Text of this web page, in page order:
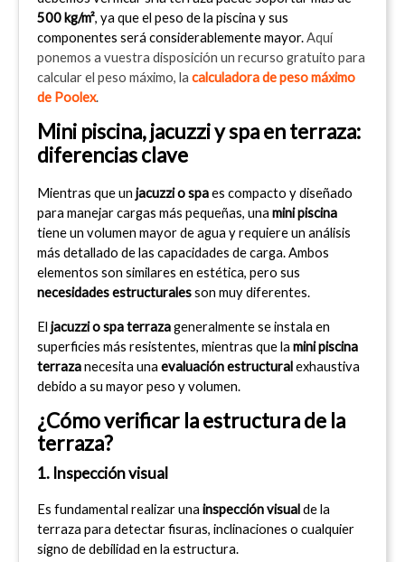
500 kg/m², ya que el peso de la piscina y sus
componentes será considerablemente mayor. Aquí
ponemos a vuestra disposición un recurso gratuito para
calcular el peso máximo, la calculadora de peso máximo
de Poolex.
Mini piscina, jacuzzi y spa en terraza:
diferencias clave
Mientras que un jacuzzi o spa es compacto y diseñado
para manejar cargas más pequeñas, una mini piscina
tiene un volumen mayor de agua y requiere un análisis
más detallado de las capacidades de carga. Ambos
necesidades estructurales son muy diferentes.
El jacuzzi o spa terraza generalmente se instala en
superficies más resistentes, mientras que la mini piscina
terraza necesita una evaluación estructural exhaustiva
debido a su mayor peso y volumen.
¿Cómo verificar la estructura de la
terraza?
1. Inspección visual
Es fundamental realizar una inspección visual de la
terraza para detectar fisuras, inclinaciones o cualquier
signo de debilidad en la estructura.